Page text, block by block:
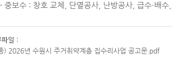
보수 : 창호 교체, 단열공사, 난방공사, 급수·배
파일 :
) 2026년 수원시 주거취약계층 집수리사업 공고문.pdf